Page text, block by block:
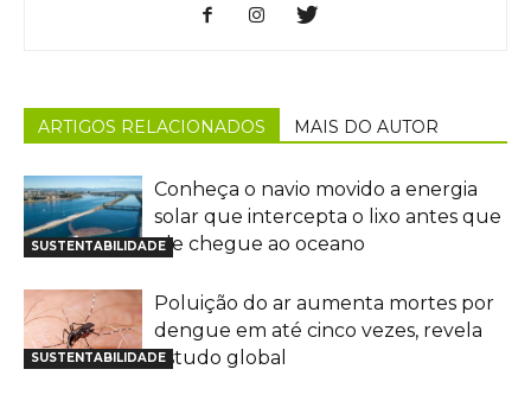
ARTIGOS RELACIONADOS MAIS DO AUTOR
SUSTENTABILIDADE
Conheça o navio movido a energia
solar que intercepta o lixo antes que
ele chegue ao oceano
SUSTENTABILIDADE
Poluição do ar aumenta mortes por
dengue em até cinco vezes, revela
estudo global